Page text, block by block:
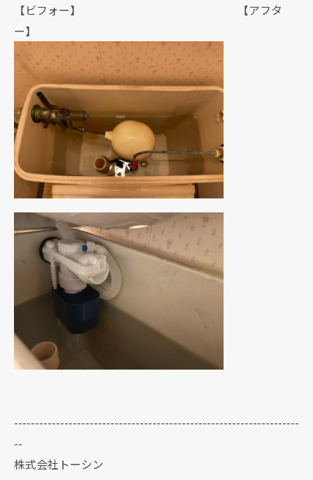
【ビフォー】 【アフタ
ー】
--------------------------------------------------------------------
--
株式会社トーシン